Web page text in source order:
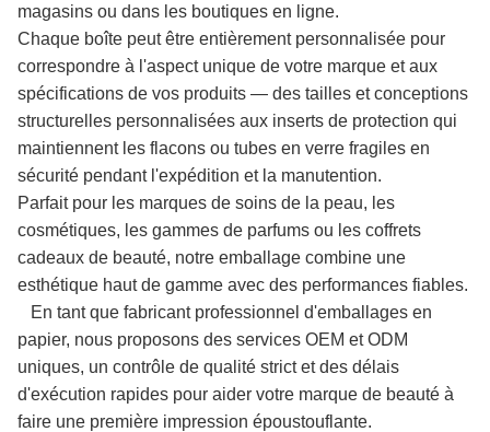
magasins ou dans les boutiques en ligne.
Chaque boîte peut être entièrement personnalisée pour
correspondre à l'aspect unique de votre marque et aux
spécifications de vos produits — des tailles et conceptions
structurelles personnalisées aux inserts de protection qui
maintiennent les flacons ou tubes en verre fragiles en
sécurité pendant l'expédition et la manutention.
Parfait pour les marques de soins de la peau, les
cosmétiques, les gammes de parfums ou les coffrets
cadeaux de beauté, notre emballage combine une
esthétique haut de gamme avec des performances fiables.
En tant que fabricant professionnel d'emballages en
papier, nous proposons des services OEM et ODM
uniques, un contrôle de qualité strict et des délais
d'exécution rapides pour aider votre marque de beauté à
faire une première impression époustouflante.